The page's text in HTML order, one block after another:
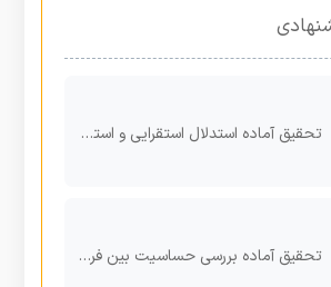
تحقیق آماده استدلال استقرایی و استقراي ریاضی
تحقیق آماده بررسی حساسیت بین فرهنگی مهاجران افغانی وایرانیان نسبت به یکدیگر